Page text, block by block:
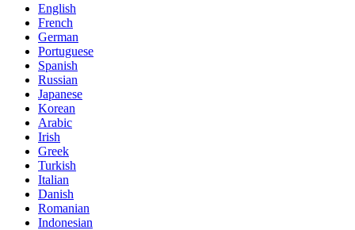
English
French
German
Portuguese
Spanish
Russian
Japanese
Korean
Arabic
Irish
Greek
Turkish
Italian
Danish
Romanian
Indonesian